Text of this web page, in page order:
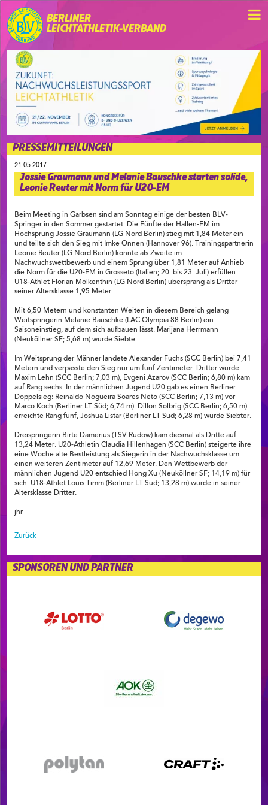
BERLINER
LEICHTATHLETIK-VERBAND
PRESSEMITTEILUNGEN
21.05.2017
Jossie Graumann und Melanie Bauschke starten solide,
Leonie Reuter mit Norm für U20-EM
Beim Meeting in Garbsen sind am Sonntag einige der besten BLV-
Springer in den Sommer gestartet. Die Fünfte der Hallen-EM im
Hochsprung Jossie Graumann (LG Nord Berlin) stieg mit 1,84 Meter ein
und teilte sich den Sieg mit Imke Onnen (Hannover 96). Trainingspartnerin
Leonie Reuter (LG Nord Berlin) konnte als Zweite im
Nachwuchswettbewerb und einem Sprung über 1,81 Meter auf Anhieb
die Norm für die U20-EM in Grosseto (Italien; 20. bis 23. Juli) erfüllen.
U18-Athlet Florian Molkenthin (LG Nord Berlin) übersprang als Dritter
seiner Altersklasse 1,95 Meter.
Mit 6,50 Metern und konstanten Weiten in diesem Bereich gelang
Weitspringerin Melanie Bauschke (LAC Olympia 88 Berlin) ein
Saisoneinstieg, auf dem sich aufbauen lässt. Marijana Herrmann
(Neuköllner SF; 5,68 m) wurde Siebte.
Im Weitsprung der Männer landete Alexander Fuchs (SCC Berlin) bei 7,41
Metern und verpasste den Sieg nur um fünf Zentimeter. Dritter wurde
Maxim Lehn (SCC Berlin; 7,03 m), Evgeni Azarov (SCC Berlin; 6,80 m) kam
auf Rang sechs. In der männlichen Jugend U20 gab es einen Berliner
Doppelsieg: Reinaldo Nogueira Soares Neto (SCC Berlin; 7,13 m) vor
Marco Koch (Berliner LT Süd; 6,74 m). Dillon Solbrig (SCC Berlin; 6,50 m)
erreichte Rang fünf, Joshua Listar (Berliner LT Süd; 6,28 m) wurde Siebter.
Dreispringerin Birte Damerius (TSV Rudow) kam diesmal als Dritte auf
13,24 Meter. U20-Athletin Claudia Hillenhagen (SCC Berlin) steigerte ihre
eine Woche alte Bestleistung als Siegerin in der Nachwuchsklasse um
einen weiteren Zentimeter auf 12,69 Meter. Den Wettbewerb der
männlichen Jugend U20 entschied Hong Xu (Neuköllner SF; 14,19 m) für
sich. U18-Athlet Louis Timm (Berliner LT Süd; 13,28 m) wurde in seiner
Altersklasse Dritter.
jhr
Zurück
SPONSOREN UND PARTNER